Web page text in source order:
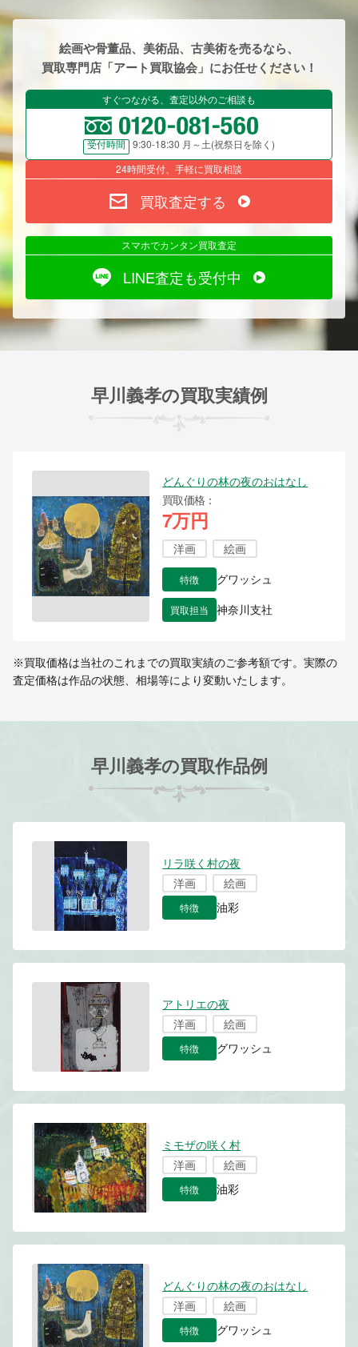
絵画や骨董品、美術品、古美術を売るなら、
買取専門店「アート買取協会」にお任せください！
すぐつながる、査定以外のご相談も
受付時間
9:30-18:30 月～土(祝祭日を除く)
24時間受付、手軽に買取相談
買取査定する
スマホでカンタン買取査定
LINE査定も受付中
早川義孝の買取実績例
どんぐりの林の夜のおはなし
買取価格
7万円
洋画 絵画
特徴 グワッシュ
買取担当 神奈川支社
※買取価格は当社のこれまでの買取実績のご参考額です。実際の
査定価格は作品の状態、相場等により変動いたします。
早川義孝の買取作品例
リラ咲く村の夜
洋画
絵画
特徴 油彩
アトリエの夜
洋画
絵画
特徴 グワッシュ
ミモザの咲く村
洋画
絵画
特徴 油彩
どんぐりの林の夜のおはなし
洋画
絵画
特徴 グワッシュ